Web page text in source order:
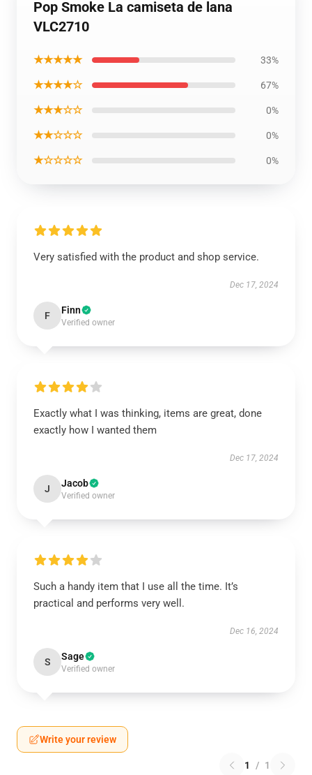
Pop Smoke La camiseta de lana
VLC2710
★★★★★ 33%
★★★★☆ 67%
★★★☆☆ 0%
★★☆☆☆ 0%
★☆☆☆☆ 0%
Very satisfied with the product and shop service.
Dec 17, 2024
F Finn
Verified owner
Exactly what I was thinking, items are great, done
exactly how I wanted them
Dec 17, 2024
J Jacob
Verified owner
Such a handy item that I use all the time. It’s
practical and performs very well.
Dec 16, 2024
S Sage
Verified owner
Write your review
1 / 1